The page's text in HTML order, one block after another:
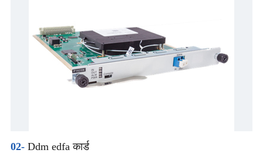
02-Ddm edfa कार्ड